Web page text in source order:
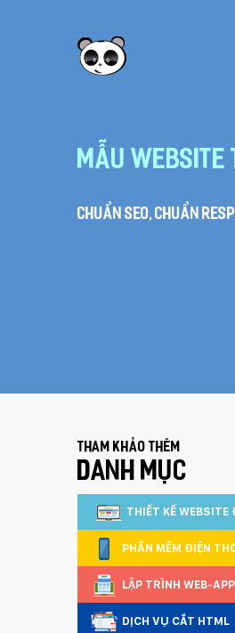
Mẫu website
Chuẩn SEO, chuẩn
Tham khảo thêm
DANH MỤC
THIẾT KẾ WEBSITE
PHẦN MỀM ĐIỆN
LẬP TRÌNH WEB-APP
DỊCH VỤ CẮT HTML